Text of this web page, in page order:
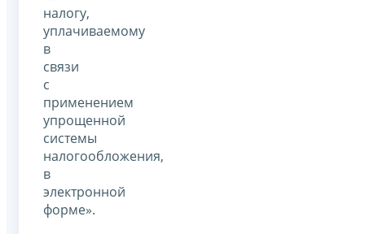
налогу,
уплачиваемому
в
связи
с
применением
упрощенной
системы
налогообложения,
в
электронной
форме».